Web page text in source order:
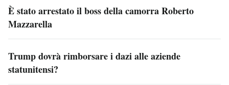
È stato arrestato il boss della camorra Roberto
Mazzarella
Trump dovrà rimborsare i dazi alle aziende
statunitensi?